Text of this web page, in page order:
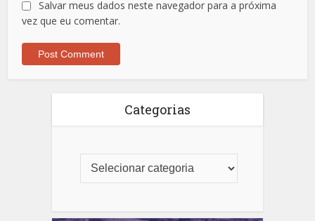
Salvar meus dados neste navegador para a próxima
vez que eu comentar.
Categorias